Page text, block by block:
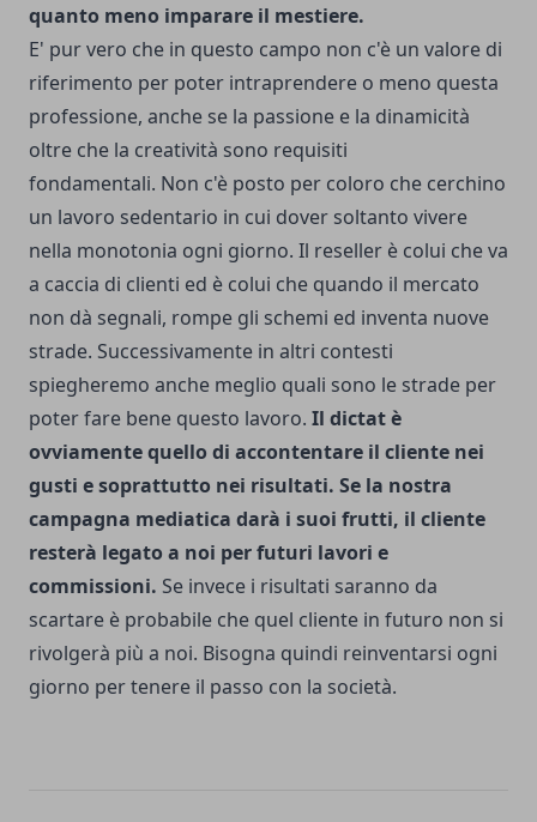
quanto meno imparare il mestiere.
E' pur vero che in questo campo non c'è un valore di
riferimento per poter intraprendere o meno questa
professione, anche se la passione e la dinamicità
oltre che la creatività sono requisiti
fondamentali. Non c'è posto per coloro che cerchino
un lavoro sedentario in cui dover soltanto vivere
nella monotonia ogni giorno. Il reseller è colui che va
a caccia di clienti ed è colui che quando il mercato
non dà segnali, rompe gli schemi ed inventa nuove
strade. Successivamente in altri contesti
spiegheremo anche meglio quali sono le strade per
poter fare bene questo lavoro. Il dictat è
ovviamente quello di accontentare il cliente nei
gusti e soprattutto nei risultati. Se la nostra
campagna mediatica darà i suoi frutti, il cliente
resterà legato a noi per futuri lavori e
commissioni. Se invece i risultati saranno da
scartare è probabile che quel cliente in futuro non si
rivolgerà più a noi. Bisogna quindi reinventarsi ogni
giorno per tenere il passo con la società.